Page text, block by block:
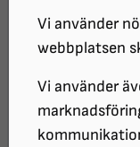
Vi använder
webbplatsen
Vi använder
SRF
och